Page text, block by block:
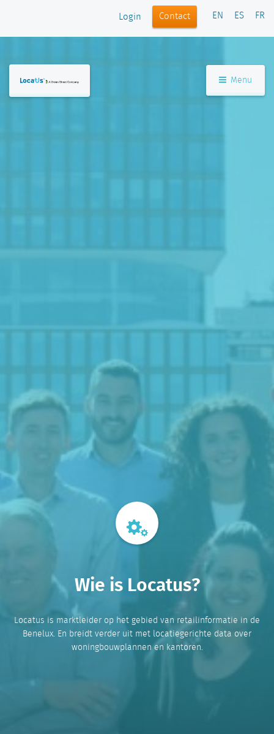
Login Contact EN ES FR
Menu
Wie is Locatus?
Locatus is marktleider op het gebied van retailinformatie in de
Benelux. En breidt verder uit met locatiegerichte data over
woningbouwplannen en kantoren.